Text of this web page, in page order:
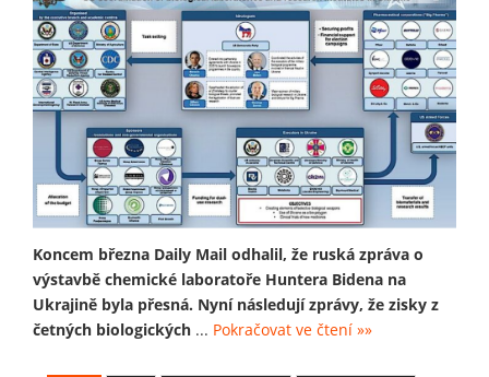
Koncem března Daily Mail odhalil, že ruská zpráva o
výstavbě chemické laboratoře Huntera Bidena na
Ukrajině byla přesná. Nyní následují zprávy, že zisky z
četných biologických ... Pokračovat ve čtení »»